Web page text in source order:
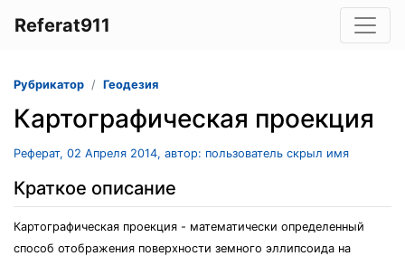
Referat911
Рубрикатор Геодезия
Картографическая проекция
Реферат, 02 Апреля 2014, автор: пользователь скрыл имя
Краткое описание
Картографическая проекция - математически определенный
способ отображения поверхности земного эллипсоида на